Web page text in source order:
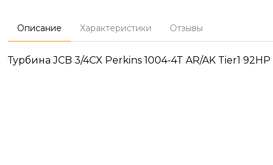
Описание Характеристики Отзывы
Турбина JCB 3/4CX Perkins 1004-4T AR/AK Tier1 92HP